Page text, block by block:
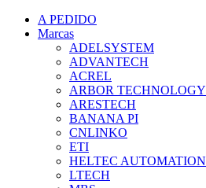
A PEDIDO
Marcas
ADELSYSTEM
ADVANTECH
ACREL
ARBOR TECHNOLOGY
ARESTECH
BANANA PI
CNLINKO
ETI
HELTEC AUTOMATION
LTECH